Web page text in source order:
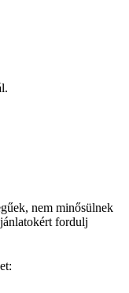
nem minősülnek
fordulj